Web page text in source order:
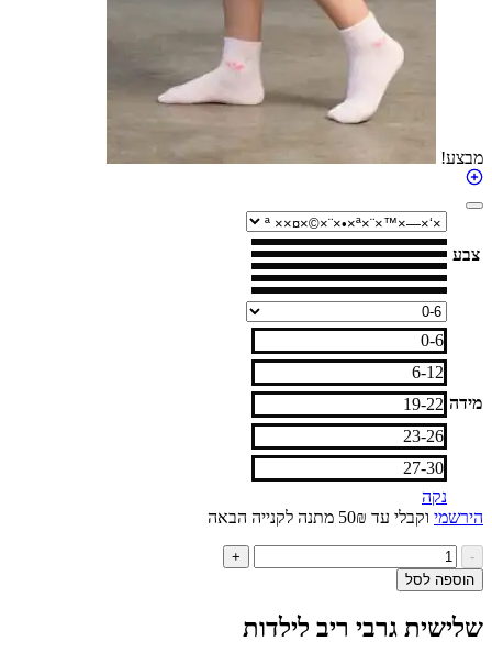
19-22
וקבלי עד 50₪ מתנה לקנייה הבאה
לסל
גרבי ריב לילדות